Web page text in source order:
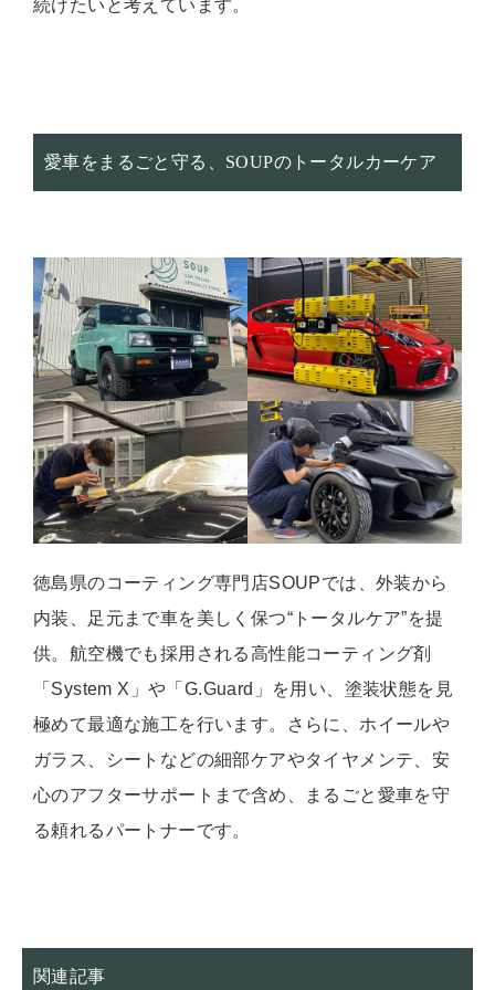
続けたいと考えています。
愛車をまるごと守る、SOUPのトータルカーケア
徳島県のコーティング専門店SOUPでは、外装から
内装、足元まで車を美しく保つ“トータルケア”を提
供。航空機でも採用される高性能コーティング剤
「System X」や「G.Guard」を用い、塗装状態を見
極めて最適な施工を行います。さらに、ホイールや
ガラス、シートなどの細部ケアやタイヤメンテ、安
心のアフターサポートまで含め、まるごと愛車を守
る頼れるパートナーです。
関連記事